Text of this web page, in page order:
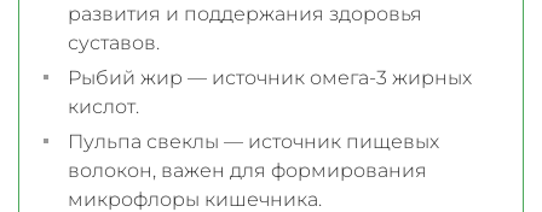
развития и поддержания здоровья
суставов.
Рыбий жир — источник омега-3 жирных
кислот.
Пульпа свеклы — источник пищевых
волокон, важен для формирования
микрофлоры кишечника.